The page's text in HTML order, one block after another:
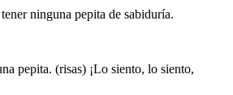
ninguna pepita de sabiduría.
pepita. (risas) ¡Lo siento, lo siento,